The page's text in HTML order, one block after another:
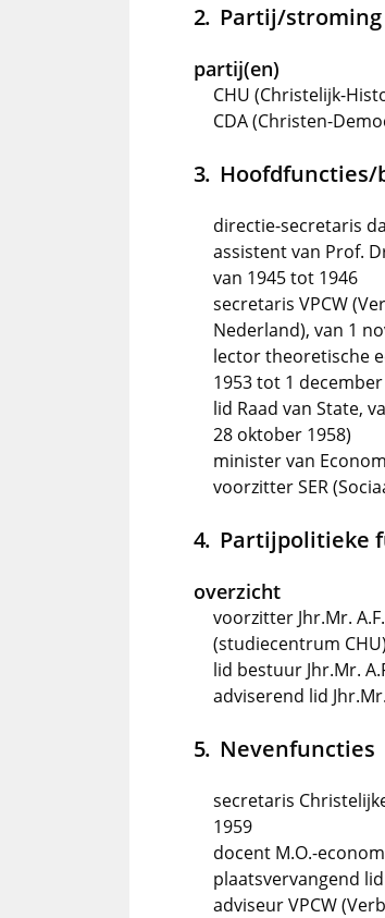
Partij/stroming
partij(en)
CHU (Christelijk-
CDA (Christen-
Hoofdfuncties/
directie-secretaris
assistent van Prof.
van 1945 tot 1946
secretaris VPCW
Nederland), van 1
lector theoretische
1953 tot 1
lid Raad van State,
28 oktober 1958)
minister van
voorzitter SER
Partijpolitieke
overzicht
voorzitter Jhr.Mr.
(studiecentrum CHU)
lid bestuur Jhr.Mr.
adviserend lid
Nevenfuncties
secretaris
1959
docent M.O.-
plaatsvervangend
adviseur VPCW